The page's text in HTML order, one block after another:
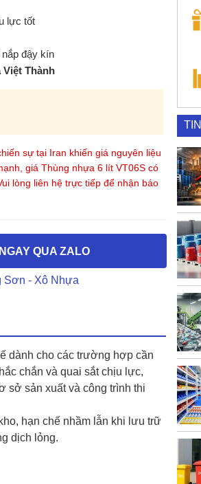
lực tốt
đậy kín
Việt Thành
sự tại Iran khiến giá nguyên liệu
giá Thùng nhựa 6 lít VT06S có
lòng liên hệ trực tiếp để nhận báo
QUA ZALO
- Xô Nhựa
dành cho các trường hợp cần
chắn và quai sắt chịu lực,
sở sản xuất và công trình thi
hạn chế nhầm lẫn khi lưu trữ
dịch lỏng.